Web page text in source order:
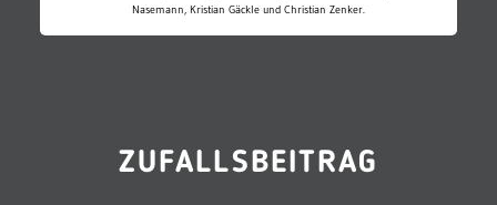
Nasemann, Kristian Gäckle und Christian Zenker.
ZUFALLSBEITRAG